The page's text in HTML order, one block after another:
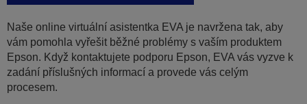
Naše online virtuální asistentka EVA je navržena tak, aby
vám pomohla vyřešit běžné problémy s vaším produktem
Epson. Když kontaktujete podporu Epson, EVA vás vyzve k
zadání příslušných informací a provede vás celým
procesem.